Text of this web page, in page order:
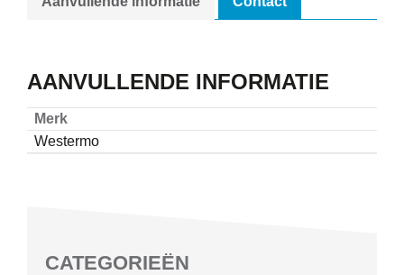
AANVULLENDE INFORMATIE
Merk
Westermo
CATEGORIEËN